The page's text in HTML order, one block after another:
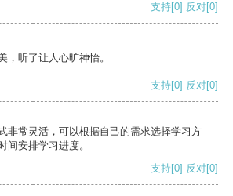
支持[0] 反对[0]
，听了让人心旷神怡。
支持[0] 反对[0]
非常灵活，可以根据自己的需求选择学习方
间安排学习进度。
支持[0] 反对[0]